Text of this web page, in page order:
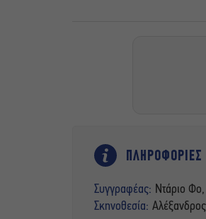
ΠΛΗΡΟΦΟΡΙΕΣ
Συγγραφέας: Ντάριο
Σκηνοθεσία: